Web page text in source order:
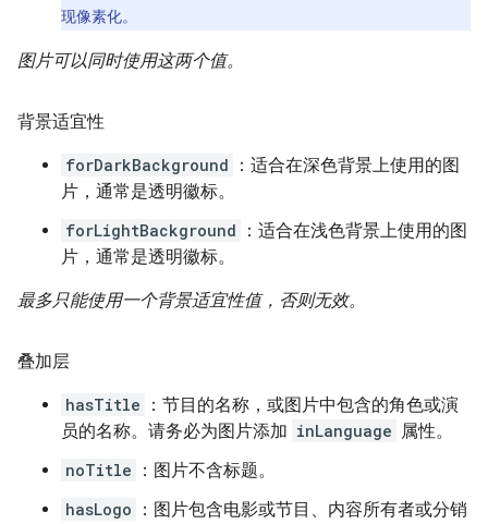
现像素化。
图片可以同时使用这两个值。
背景适宜性
forDarkBackground
：适合在深色背景上使用的图
片，通常是透明徽标。
forLightBackground
：适合在浅色背景上使用的图
片，通常是透明徽标。
最多只能使用一个背景适宜性值，否则无效。
叠加层
hasTitle
：节目的名称，或图片中包含的角色或演
员的名称。请务必为图片添加 inLanguage 属性。
noTitle
：图片不含标题。
hasLogo
：图片包含电影或节目、内容所有者或分销